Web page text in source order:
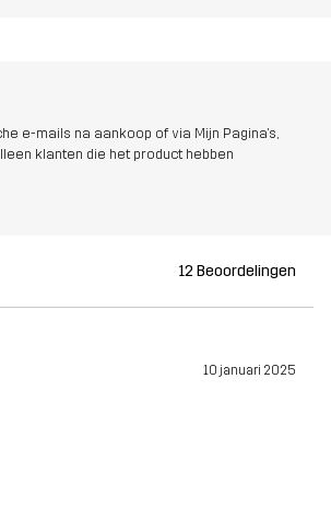
e-mails na aankoop of via Mijn Pagina's,
klanten die het product hebben
12 Beoordelingen
10 januari 2025